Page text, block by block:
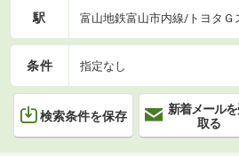
駅 富山地鉄富山市内線/トヨタＧ
条件 指定なし
検索条件を保存
新着メール
取る